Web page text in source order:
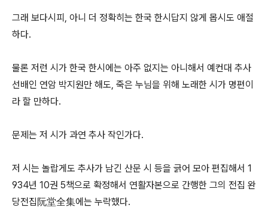
그래 보다시피, 아니 더 정확히는 한국 한시답지 않게 몹시도 애절
하다.
물론 저런 시가 한국 한시에는 아주 없지는 아니해서 예컨대 추사
선배인 연암 박지원만 해도, 죽은 누님을 위해 노래한 시가 명편이
라 할 만하다.
문제는 저 시가 과연 추사 작인가다.
저 시는 놀랍게도 추사가 남긴 산문 시 등을 긁어 모아 편집해서 1
934년 10권 5책으로 확정해서 연활자본으로 간행한 그의 전집 완
당전집阮堂全集에는 누락했다.